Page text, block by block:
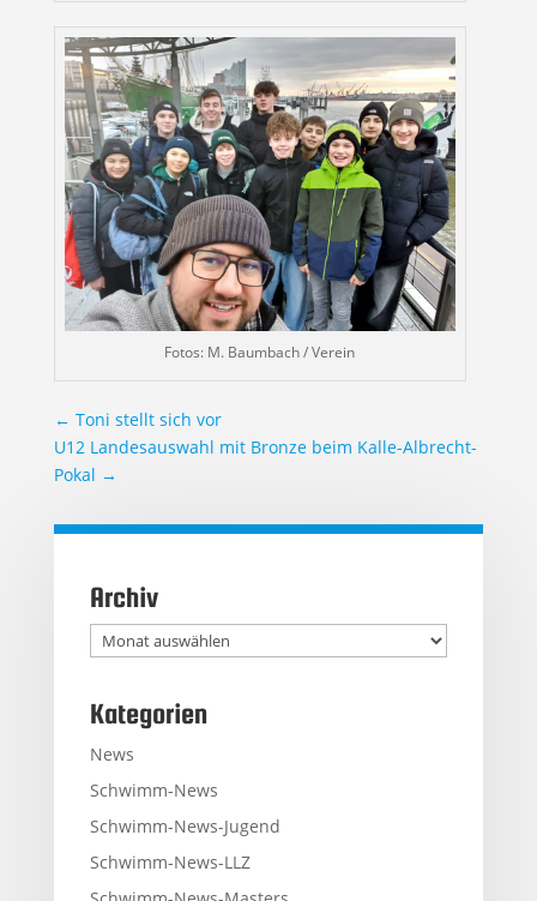
Fotos: M. Baumbach / Verein
← Toni stellt sich vor
U12 Landesauswahl mit Bronze beim Kalle-Albrecht-
Pokal →
Archiv
Archiv
Kategorien
News
Schwimm-News
Schwimm-News-Jugend
Schwimm-News-LLZ